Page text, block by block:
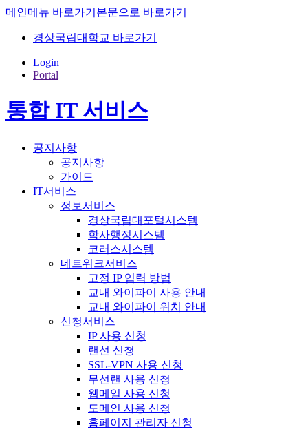
메인메뉴 바로가기 본문으로 바로가기
경상국립대학교 바로가기
Login
Portal
통합 IT 서비스
공지사항
공지사항
가이드
IT서비스
정보서비스
경상국립대포털시스템
학사행정시스템
코러스시스템
네트워크서비스
고정 IP 입력 방법
교내 와이파이 사용 안내
교내 와이파이 위치 안내
신청서비스
IP 사용 신청
랜선 신청
SSL-VPN 사용 신청
무선랜 사용 신청
웹메일 사용 신청
도메인 사용 신청
홈페이지 관리자 신청